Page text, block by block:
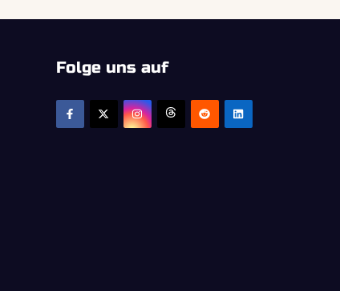
Folge uns auf